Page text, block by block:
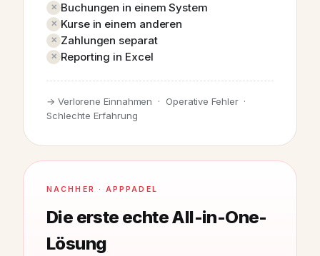
Buchungen in einem System
Kurse in einem anderen
Zahlungen separat
Reporting in Excel
→ Verlorene Einnahmen · Operative Fehler ·
Schlechte Erfahrung
NACHHER · APPPADEL
Die erste echte All-in-One-
Lösung